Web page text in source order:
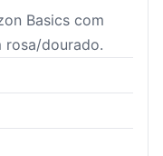
Basics com
rosa/dourado.